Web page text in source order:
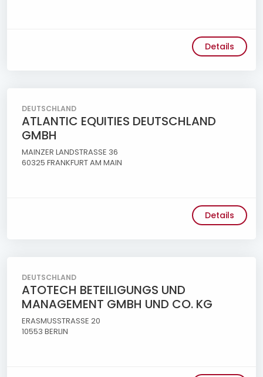
Details
DEUTSCHLAND
ATLANTIC EQUITIES DEUTSCHLAND
GMBH
MAINZER LANDSTRASSE 36
60325 FRANKFURT AM MAIN
Details
DEUTSCHLAND
ATOTECH BETEILIGUNGS UND
MANAGEMENT GMBH UND CO. KG
ERASMUSSTRASSE 20
10553 BERLIN